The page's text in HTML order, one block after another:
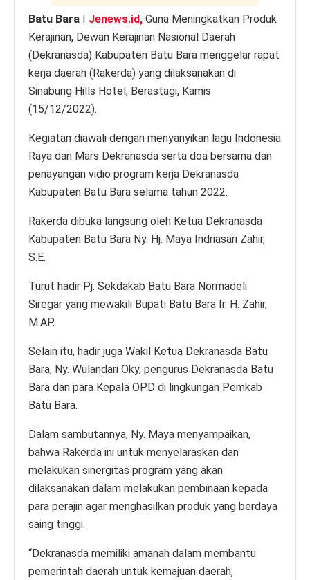
Batu Bara I Jenews.id, Guna Meningkatkan Produk
Kerajinan, Dewan Kerajinan Nasional Daerah
(Dekranasda) Kabupaten Batu Bara menggelar rapat
kerja daerah (Rakerda) yang dilaksanakan di
Sinabung Hills Hotel, Berastagi, Kamis
(15/12/2022).
Kegiatan diawali dengan menyanyikan lagu Indonesia
Raya dan Mars Dekranasda serta doa bersama dan
penayangan vidio program kerja Dekranasda
Kabupaten Batu Bara selama tahun 2022.
Rakerda dibuka langsung oleh Ketua Dekranasda
Kabupaten Batu Bara Ny. Hj. Maya Indriasari Zahir,
S.E.
Turut hadir Pj. Sekdakab Batu Bara Normadeli
Siregar yang mewakili Bupati Batu Bara Ir. H. Zahir,
M.AP.
Selain itu, hadir juga Wakil Ketua Dekranasda Batu
Bara, Ny. Wulandari Oky, pengurus Dekranasda Batu
Bara dan para Kepala OPD di lingkungan Pemkab
Batu Bara.
Dalam sambutannya, Ny. Maya menyampaikan,
bahwa Rakerda ini untuk menyelaraskan dan
melakukan sinergitas program yang akan
dilaksanakan dalam melakukan pembinaan kepada
para perajin agar menghasilkan produk yang berdaya
saing tinggi.
“Dekranasda memiliki amanah dalam membantu
pemerintah daerah untuk kemajuan daerah,